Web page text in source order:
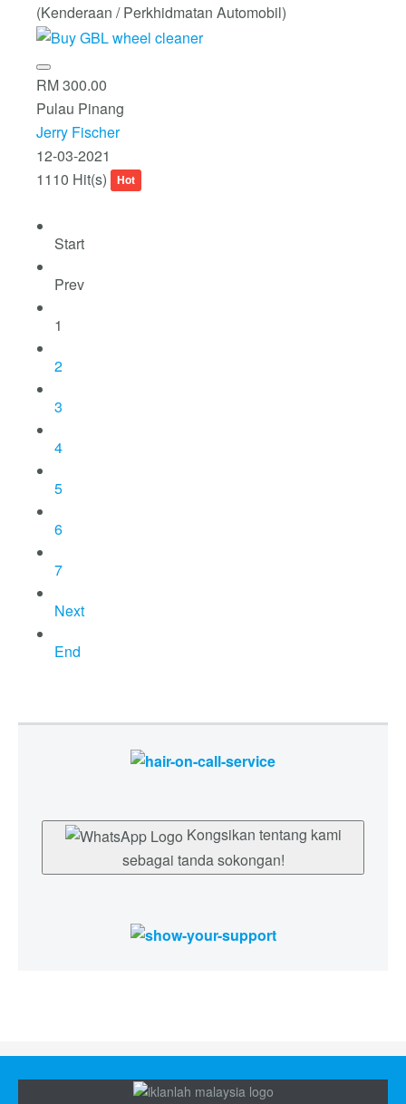
(Kenderaan / Perkhidmatan Automobil)
RM 300.00
Pulau Pinang
Jerry Fischer
12-03-2021
1110 Hit(s)
Hot
Start
Prev
1
2
3
4
5
6
7
Next
End
sebagai tanda sokongan!